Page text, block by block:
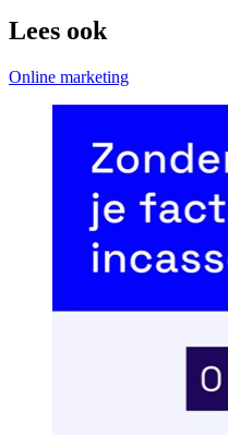
Lees ook
Online marketing